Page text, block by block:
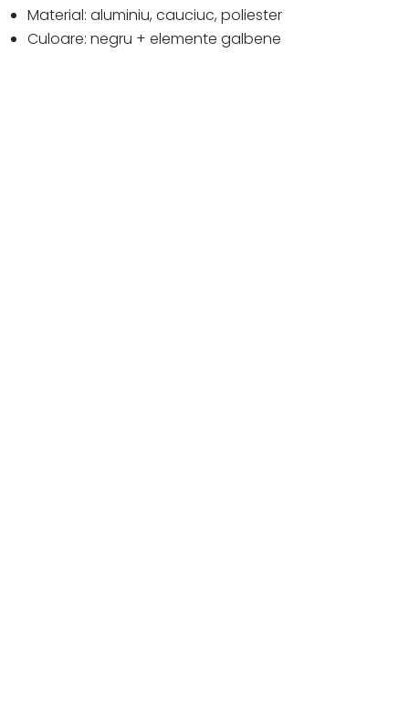
Material: aluminiu, cauciuc, poliester
Culoare: negru + elemente galbene